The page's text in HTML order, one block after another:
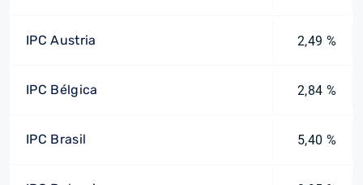
IPC Austria 2,49 %
IPC Bélgica 2,84 %
IPC Brasil 5,40 %